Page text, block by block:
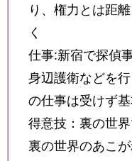
り、権力とは距
く
仕事:新宿で探偵
身辺護衛などを
の仕事は受けず基
得意技：裏の世
裏の世界のあこ